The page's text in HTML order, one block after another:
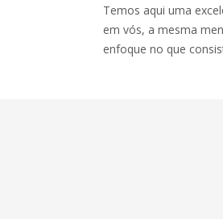
Temos aqui uma
em vós, a mesma
enfoque no que